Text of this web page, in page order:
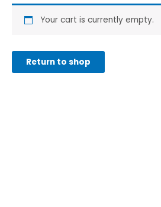
Your cart is currently empty.
Return to shop